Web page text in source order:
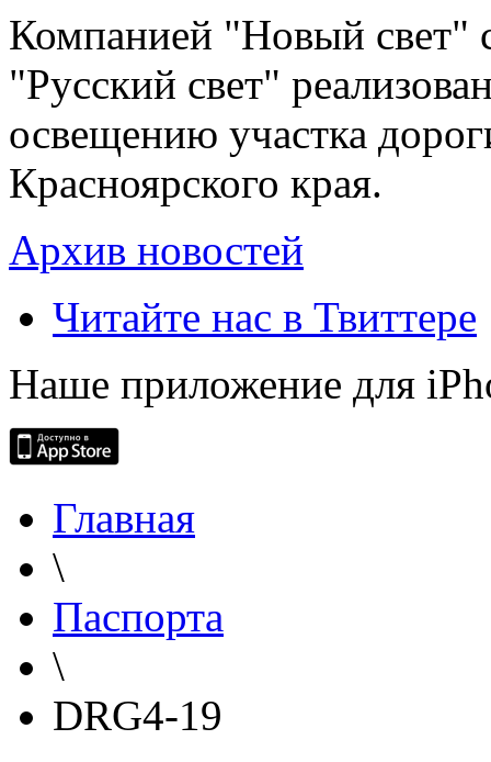
Компанией "Новый свет"
"Русский свет"
освещению участка
Красноярского края.
Архив новостей
Читайте нас в Твиттере
Наше приложение для
Главная
\
Паспорта
\
DRG4-19